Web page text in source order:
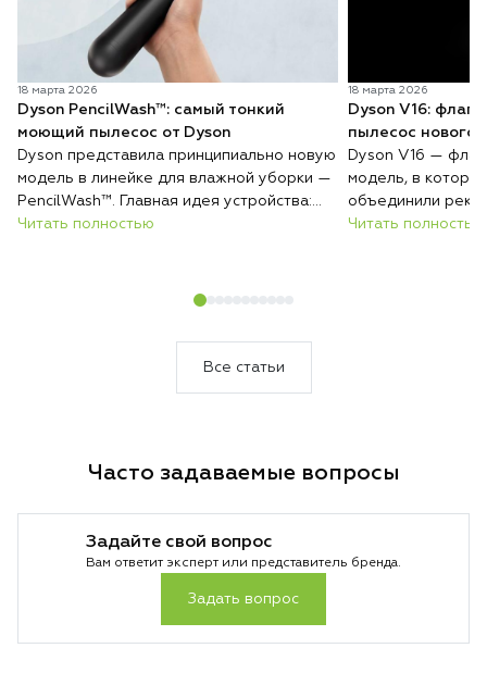
18 марта 2026
Dyson PencilWash™: самый тонкий
моющий пылесос от Dyson
Dyson представила принципиально новую
модель в линейке для влажной уборки —
PencilWash™. Главная идея устройства:
сверхтонкий и лёгкий корпус без каких-
Читать полностью
18 марта 2026
Dyson V16:
пылесос нового
Dyson V16 —
модель, в
объединили
всасывания,
Читать полностью
Все статьи
Часто задаваемые вопросы
Задайте свой вопрос
Вам ответит эксперт или представитель бренда.
Задать вопрос